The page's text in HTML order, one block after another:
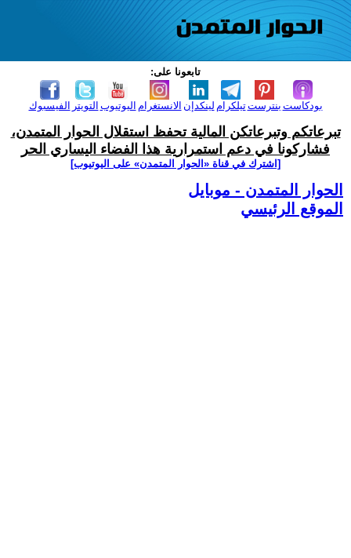
تابعونا على:
الفيسبوك التويتر اليوتيوب الانستغرام لينكدإن تيلكرامبنترست بودكاست
تبرعاتكم وتبرعاتكن المالية تحفظ استقلال الحوار المتمدن،
فشاركونا في دعم استمرارية هذا الفضاء اليساري الحر
[اشترك في قناة ‫«الحوار المتمدن» على اليوتيوب]
الحوار المتمدن - موبايل
الموقع الرئيسي